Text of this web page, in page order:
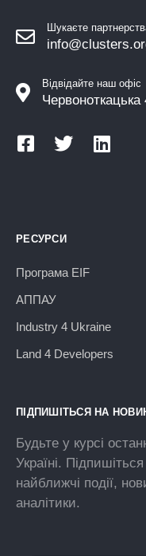
Шукаєте
Відвідайте наш офіс
Червоноткацька
РЕСУРСИ
Програма EIF
АППАУ
Industry 4 Ukraine
Land 4 Developers
ПІДПИШІТЬСЯ НА
Будьте у курсі
Україні.
найближчі події,
аналітики.